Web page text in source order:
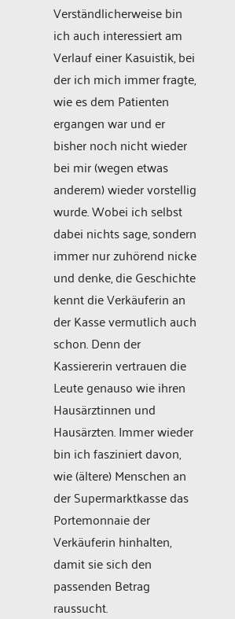
Verständlicherweise bin
ich auch interessiert am
Verlauf einer Kasuistik, bei
der ich mich immer fragte,
wie es dem Patienten
ergangen war und er
bisher noch nicht wieder
bei mir (wegen etwas
anderem) wieder vorstellig
wurde. Wobei ich selbst
dabei nichts sage, sondern
immer nur zuhörend nicke
und denke, die Geschichte
kennt die Verkäuferin an
der Kasse vermutlich auch
schon. Denn der
Kassiererin vertrauen die
Leute genauso wie ihren
Hausärztinnen und
Hausärzten. Immer wieder
bin ich fasziniert davon,
wie (ältere) Menschen an
der Supermarktkasse das
Portemonnaie der
Verkäuferin hinhalten,
damit sie sich den
passenden Betrag
raussucht.